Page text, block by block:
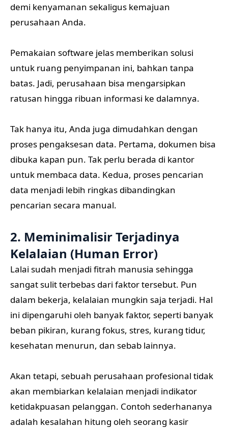
demi kenyamanan sekaligus kemajuan
perusahaan Anda.
Pemakaian software jelas memberikan solusi
untuk ruang penyimpanan ini, bahkan tanpa
batas. Jadi, perusahaan bisa mengarsipkan
ratusan hingga ribuan informasi ke dalamnya.
Tak hanya itu, Anda juga dimudahkan dengan
proses pengaksesan data. Pertama, dokumen bisa
dibuka kapan pun. Tak perlu berada di kantor
untuk membaca data. Kedua, proses pencarian
data menjadi lebih ringkas dibandingkan
pencarian secara manual.
2. Meminimalisir Terjadinya
Kelalaian (Human Error)
Lalai sudah menjadi fitrah manusia sehingga
sangat sulit terbebas dari faktor tersebut. Pun
dalam bekerja, kelalaian mungkin saja terjadi. Hal
ini dipengaruhi oleh banyak faktor, seperti banyak
beban pikiran, kurang fokus, stres, kurang tidur,
kesehatan menurun, dan sebab lainnya.
Akan tetapi, sebuah perusahaan profesional tidak
akan membiarkan kelalaian menjadi indikator
ketidakpuasan pelanggan. Contoh sederhananya
adalah kesalahan hitung oleh seorang kasir